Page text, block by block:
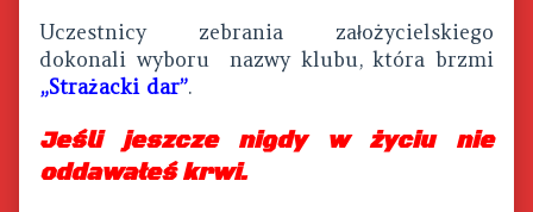
Uczestnicy zebrania założycielskiego
dokonali wyboru nazwy klubu, która brzmi
„Strażacki dar”.
Jeśli jeszcze nigdy w życiu nie
oddawałeś krwi.